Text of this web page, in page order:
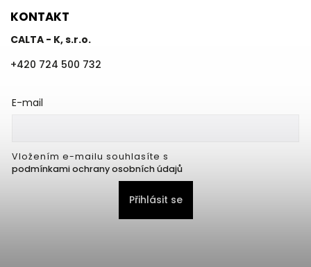
KONTAKT
CALTA - K, s.r.o.
+420 724 500 732
E-mail
Vložením e-mailu souhlasíte s
podmínkami ochrany osobních údajů
Přihlásit se